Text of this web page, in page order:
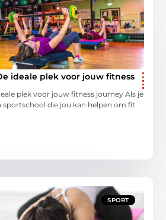
ideale plek voor jouw fitness
plek voor jouw fitness journey Als je
sportschool die jou kan helpen om fit
SPORT